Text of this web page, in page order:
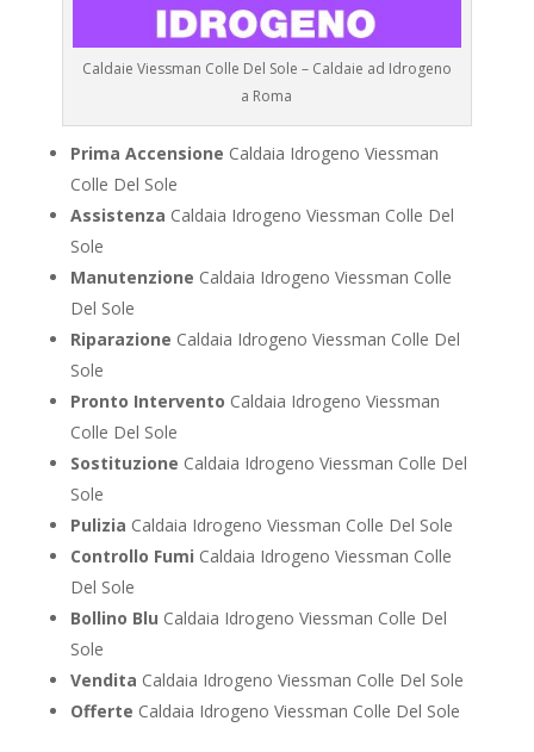
Caldaie Viessman Colle Del Sole – Caldaie ad Idrogeno
a Roma
Prima Accensione Caldaia Idrogeno Viessman
Colle Del Sole
Assistenza Caldaia Idrogeno Viessman Colle Del
Sole
Manutenzione Caldaia Idrogeno Viessman Colle
Del Sole
Riparazione Caldaia Idrogeno Viessman Colle Del
Sole
Pronto Intervento Caldaia Idrogeno Viessman
Colle Del Sole
Sostituzione Caldaia Idrogeno Viessman Colle Del
Sole
Pulizia Caldaia Idrogeno Viessman Colle Del Sole
Controllo Fumi Caldaia Idrogeno Viessman Colle
Del Sole
Bollino Blu Caldaia Idrogeno Viessman Colle Del
Sole
Vendita Caldaia Idrogeno Viessman Colle Del Sole
Offerte Caldaia Idrogeno Viessman Colle Del Sole